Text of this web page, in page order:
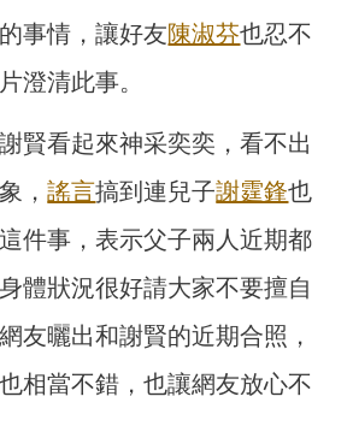
事情，讓好友陳淑芬也忍不
澄清此事。
賢看起來神采奕奕，看不出
，謠言搞到連兒子謝霆鋒也
件事，表示父子兩人近期都
體狀況很好請大家不要擅自
友曬出和謝賢的近期合照，
相當不錯，也讓網友放心不